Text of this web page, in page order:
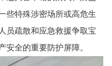
些特殊涉密场所或高危生
员疏散和应急救援争取宝
安全的重要防护屏障。